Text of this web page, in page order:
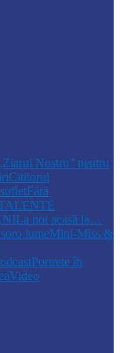
Nostru” pentru
Cititorul
Fără
La noi acasă la…
lumeMini-Miss &
Portrete în
Video